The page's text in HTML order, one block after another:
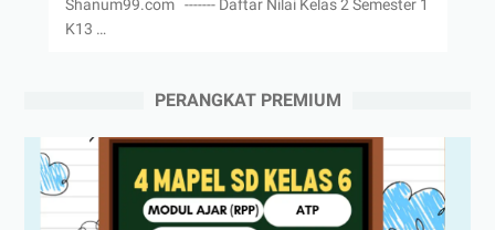
Shanum99.com ------- Daftar Nilai Kelas 2 Semester 1
K13 …
PERANGKAT PREMIUM